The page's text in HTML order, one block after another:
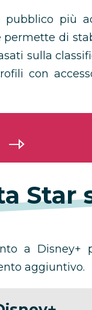
più
permette di
sulla
con
Star
a Disney+
aggiuntivo.